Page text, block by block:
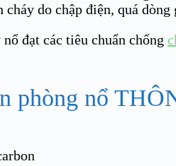
cháy do chập điện, quá
đạt các tiêu chuẩn chống